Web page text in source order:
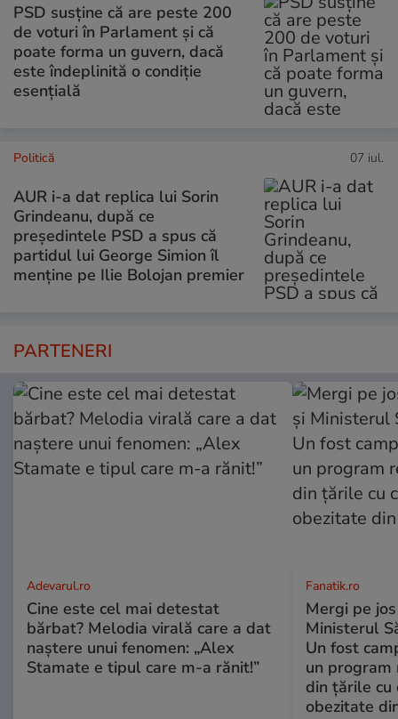
PSD susține că are peste 200
de voturi în Parlament și că
poate forma un guvern, dacă
este îndeplinită o condiție
esențială
Politică 07 iul.
AUR i-a dat replica lui Sorin
Grindeanu, după ce
președintele PSD a spus că
partidul lui George Simion îl
menține pe Ilie Bolojan premier
PARTENERI
Adevarul.ro
Cine este cel mai detestat
bărbat? Melodia virală care a dat
naștere unui fenomen: „Alex
Stamate e tipul care m-a rănit!”
Fanatik.ro
Mergi pe
Ministerul
Un fost
un
din țările cu
obezitate